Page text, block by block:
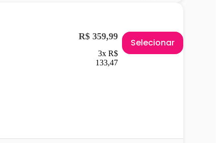
R$ 359,99
3x R$
133,47
Selecionar